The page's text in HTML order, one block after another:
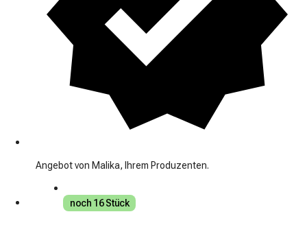
Angebot von Malika, Ihrem Produzenten.
noch 16 Stück